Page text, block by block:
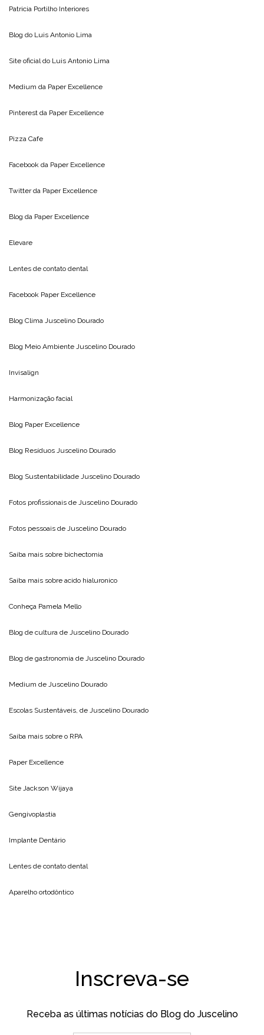
Patricia Portilho Interiores
Blog do Luis Antonio Lima
Site oficial do Luis Antonio Lima
Medium da Paper Excellence
Pinterest da Paper Excellence
Pizza Cafe
Facebook da Paper Excellence
Twitter da Paper Excellence
Blog da Paper Excellence
Elevare
Lentes de contato dental
Facebook Paper Excellence
Blog Clima Juscelino Dourado
Blog Meio Ambiente Juscelino Dourado
Invisalign
Harmonização facial
Blog Paper Excellence
Blog Resíduos Juscelino Dourado
Blog Sustentabilidade Juscelino Dourado
Fotos profissionais de Juscelino Dourado
Fotos pessoais de Juscelino Dourado
Saiba mais sobre bichectomia
Saiba mais sobre acido hialuronico
Conheça Pamela Mello
Blog de cultura de Juscelino Dourado
Blog de gastronomia de Juscelino Dourado
Medium de Juscelino Dourado
Escolas Sustentáveis, de Juscelino Dourado
Saiba mais sobre o RPA
Paper Excellence
Site Jackson Wijaya
Gengivoplastia
Implante Dentário
Lentes de contato dental
Aparelho ortodôntico
Inscreva-se
Receba as últimas notícias do Blog do Juscelino